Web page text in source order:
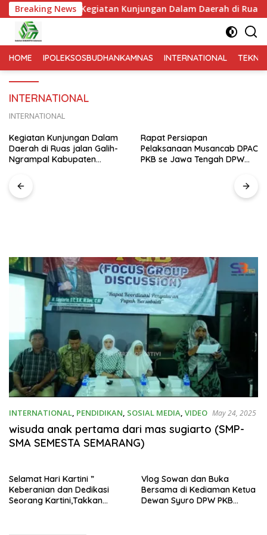
Breaking NewsKegiatan Kunjungan Dalam Daerah di Ruas
HOME IPOLEKSOSBUDHANKAMNAS INTERNATIONAL
INTERNATIONAL
INTERNATIONAL
Kegiatan Kunjungan Dalam
Daerah di Ruas jalan Galih-
Ngrampal Kabupaten
Rapat Persiapan
Pelaksanaan Musancab DPAC
PKB se Jawa Tengah DPW
INTERNATIONAL, PENDIDIKAN, SOSIAL MEDIA, VIDEO May 24, 2025
wisuda anak pertama dari mas sugiarto (SMP-
SMA SEMESTA SEMARANG)
Selamat Hari Kartini ”
Keberanian dan Dedikasi
Seorang Kartini,Takkan
Vlog Sowan dan Buka
Bersama di Kediaman Ketua
Dewan Syuro DPW PKB